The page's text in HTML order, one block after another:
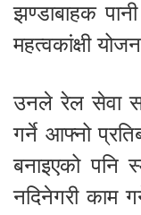
झण्डाबाहक
महत्वकांक्षी
उनले रेल सेवा
गर्ने आफ्नो
बनाइएको
नदिनेगरी काम